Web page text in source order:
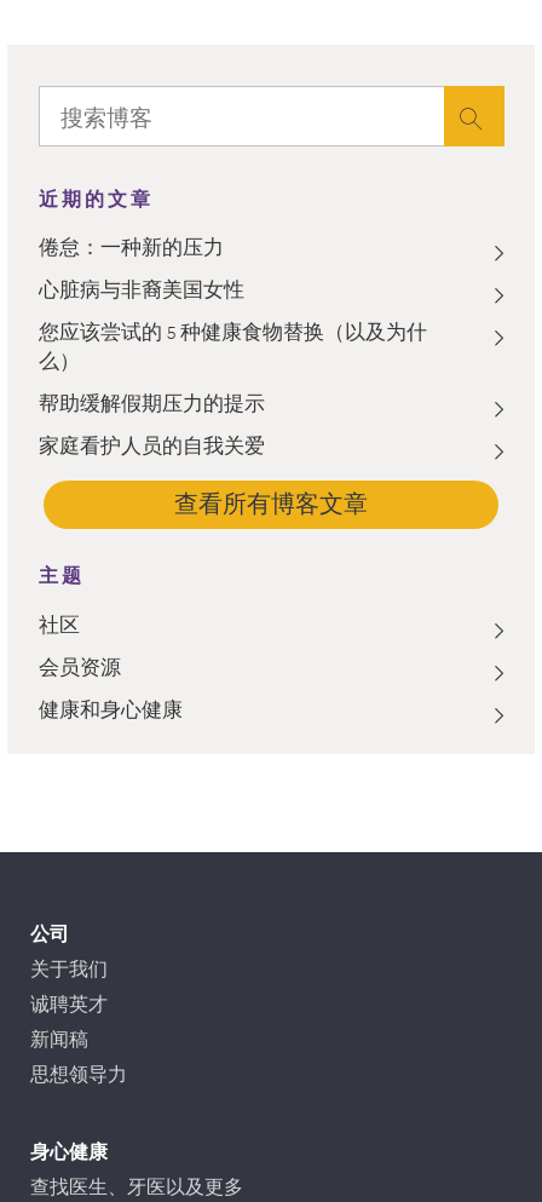
近期的文章
倦怠：一种新的压力
心脏病与非裔美国女性
您应该尝试的 5 种健康食物替换（以及为什
么）
帮助缓解假期压力的提示
家庭看护人员的自我关爱
查看所有博客文章
主题
社区
会员资源
健康和身心健康
公司
关于我们
诚聘英才
新闻稿
思想领导力
身心健康
查找医生、牙医以及更多